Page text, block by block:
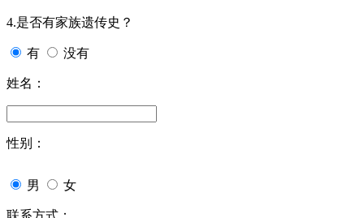
4.是否有家族遗传史？
有 没有
姓名：
性别：
男 女
联系方式：